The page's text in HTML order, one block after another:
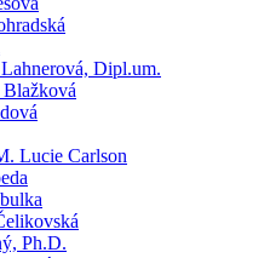
Dipl.um.
Lucie Carlson
Ph.D.